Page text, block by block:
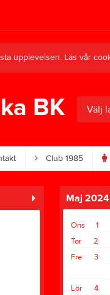
upplevelsen. Läs vår
BK Välj
Club 1985
Maj 2024
1
Ons
2
Tor
3
Fre
4
Lör